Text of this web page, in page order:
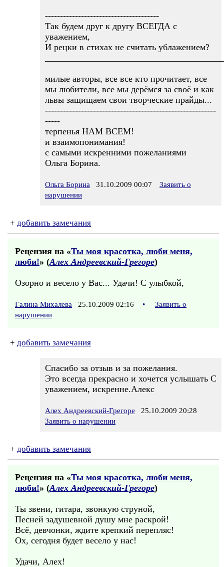
--------------------------------------
Так будем друг к другу ВСЕГДА с
уважением,
И рецки в стихах не считать ублажением?
милые авторы, все все кто прочитает, все
мы любители, все мы дерёмся за своё и как
львы защищаем свои творческие прайды...
---------------------------------------------------------
-----
терпенья НАМ ВСЕМ!
и взаимопонимания!
с самыми искренними пожеланиями
Ольга Борина.
Ольга Борина 31.10.2009 00:07
Заявить о
нарушении
+ добавить замечания
Рецензия на «Ты моя красотка, люби меня,
люби!» (Алех Андреевский-Грегоре)
Озорно и весело у Вас... Удачи! С улыбкой,
Галина Михалева 25.10.2009 02:16 •
Заявить о
нарушении
+ добавить замечания
Спасибо за отзыв и за пожелания.
Это всегда прекрасно и хочется услышать С
уважением, искренне.Алекс
Алех Андреевский-Грегоре 25.10.2009 20:28
Заявить о нарушении
+ добавить замечания
Рецензия на «Ты моя красотка, люби меня,
люби!» (Алех Андреевский-Грегоре)
Ты звени, гитара, звонкую струной,
Песней задушевной душу мне раскрой!
Всё, девчонки, ждите крепкий перепляс!
Ох, сегодня будет весело у нас!
Удачи, Алех!